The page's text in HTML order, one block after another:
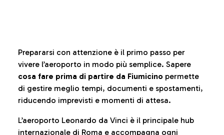
Prepararsi con attenzione è il primo passo per
vivere l’aeroporto in modo più semplice. Sapere
cosa fare prima di partire da Fiumicino permette
di gestire meglio tempi, documenti e spostamenti,
riducendo imprevisti e momenti di attesa.
L’aeroporto Leonardo da Vinci è il principale hub
internazionale di Roma e accompagna ogni